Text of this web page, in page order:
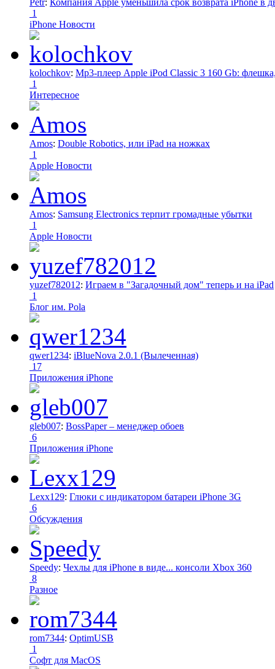
1
iPhone Новости
kolochkov: Mp3-плеер Apple iPod Classic 3 160 Gb:
1
Интересное
Amos: Double Robotics, или iPad на ножках
1
Apple Новости
Amos: Samsung Electronics терпит громадные убытки
1
Apple Новости
yuzef782012: Играем в "Загадочный дом" теперь и на iPad
1
Блог им. Pola
qwer1234: iBlueNova 2.0.1 (Вылеченная)
17
Приложения iPhone
gleb007: BossPaper – менеджер обоев
6
Приложения iPhone
Lexx129: Глюки с индикатором батареи iPhone 3G
6
Обсуждения
Speedy: Чехлы для iPhone в виде... консоли Xbox 360
8
Разное
rom7344: OptimUSB
1
Софт для MacOS